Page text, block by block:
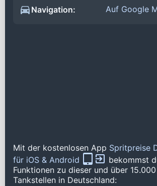
Navigation:
Auf Google
Mit der kostenlosen App Spritpreise
für iOS & Android
bekommst
Funktionen zu dieser und über
Tankstellen in Deutschland: